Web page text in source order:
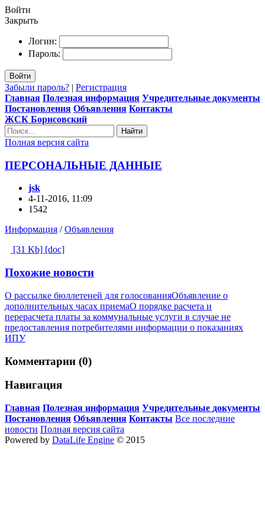
Войти
Закрыть
Логин:
Пароль:
Войти
Забыли пароль? | Регистрация
Главная Полезная информация Учредительные документы
Постановления Объявления Контакты
ЖСК Борисовский
Найти
Полная версия сайта
ПЕРСОНАЛЬНЫЕ ДАННЫЕ
jsk
4-11-2016, 11:09
1542
Информация /Объявления
[31 Kb] [doc]
Похожие новости
О рассылке бюллетеней для голосованияОбъявление о
дополнительных часах приемаО порядке расчета и
перерасчета платы за коммунальные услуги в случае не
предоставления потребителями информации о показаниях
ИПУ
Комментарии (0)
Навигация
Главная Полезная информация Учредительные документы
Постановления Объявления Контакты Все последние
новости Полная версия сайта
Powered by DataLife Engine © 2015